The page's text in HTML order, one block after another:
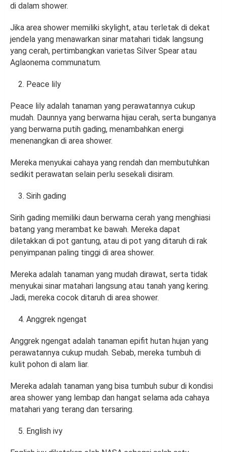
di dalam shower.
Jika area shower memiliki skylight, atau terletak di dekat
jendela yang menawarkan sinar matahari tidak langsung
yang cerah, pertimbangkan varietas Silver Spear atau
Aglaonema communatum.
Peace lily
Peace lily adalah tanaman yang perawatannya cukup
mudah. Daunnya yang berwarna hijau cerah, serta bunganya
yang berwarna putih gading, menambahkan energi
menenangkan di area shower.
Mereka menyukai cahaya yang rendah dan membutuhkan
sedikit perawatan selain perlu sesekali disiram.
Sirih gading
Sirih gading memiliki daun berwarna cerah yang menghiasi
batang yang merambat ke bawah. Mereka dapat
diletakkan di pot gantung, atau di pot yang ditaruh di rak
penyimpanan paling tinggi di area shower.
Mereka adalah tanaman yang mudah dirawat, serta tidak
menyukai sinar matahari langsung atau tanah yang kering.
Jadi, mereka cocok ditaruh di area shower.
Anggrek ngengat
Anggrek ngengat adalah tanaman epifit hutan hujan yang
perawatannya cukup mudah. Sebab, mereka tumbuh di
kulit pohon di alam liar.
Mereka adalah tanaman yang bisa tumbuh subur di kondisi
area shower yang lembap dan hangat selama ada cahaya
matahari yang terang dan tersaring.
English ivy